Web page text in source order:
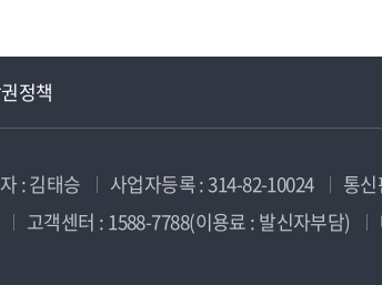
정책
: 김태승 사업자등록 : 314-82-10024
통
고객센터 : 1588-7788(이용료 : 발신자부담)